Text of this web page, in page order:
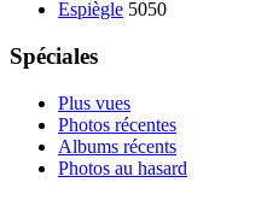
Espiègle 5050
Spéciales
Plus vues
Photos récentes
Albums récents
Photos au hasard